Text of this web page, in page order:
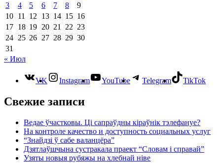
3
4 5 6 7 8
9
10 11 12 13 14 15 16
17 18 19 20 21 22 23
24 25 26 27 28 29 30
31
« Июл
VK Instagram YouTube Telegram TikTok
Свежие записи
Ведае ўчастковы. Ці сапраўдны кіраўнік тэлефануе?
На контроле качество и доступность социальных услуг
“Знайдзі ў сабе валанцёра”
Дзятлаўшчына сустракала праект “Словам і справай”
Узяты новыя рубяжы на хлебнай ніве